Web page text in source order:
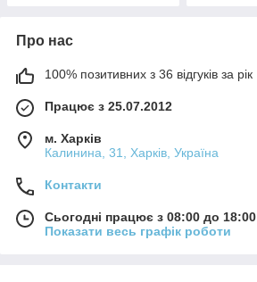
Про нас
100% позитивних з 36 відгуків за рік
Працює з 25.07.2012
м. Харків
Калинина, 31, Харків, Україна
Контакти
Сьогодні працює з 08:00 до 18:00
Показати весь графік роботи